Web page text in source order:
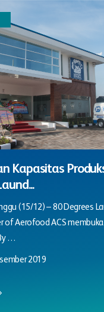
Kapasitas
(15/12) – 80 Degrees
of Aerofood ACS
…
2019